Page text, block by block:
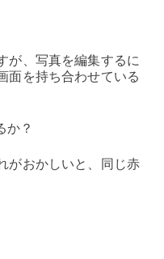
が、写真を編集するに
面を持ち合わせている
か？
がおかしいと、同じ赤